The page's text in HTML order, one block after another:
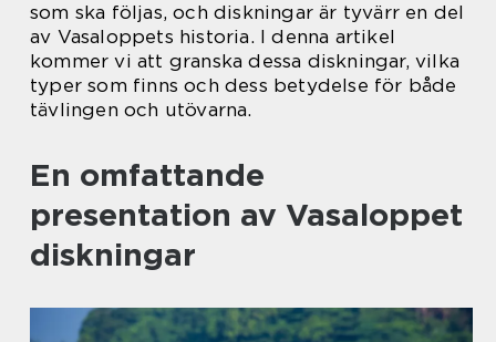
som ska följas, och diskningar är tyvärr en del
av Vasaloppets historia. I denna artikel
kommer vi att granska dessa diskningar, vilka
typer som finns och dess betydelse för både
tävlingen och utövarna.
En omfattande
presentation av Vasaloppet
diskningar